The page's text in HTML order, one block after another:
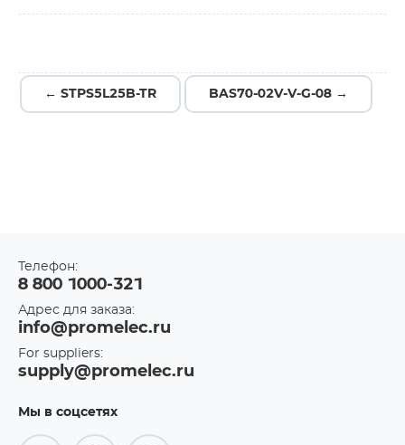
← STPS5L25B-TR BAS70-02V-V-G-08 →
Телефон:
8 800 1000-321
Адрес для заказа:
info@promelec.ru
For suppliers:
supply@promelec.ru
Мы в соцсетях